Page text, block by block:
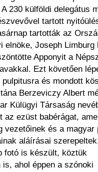
230 külföldi delegátus
tartott
tartották az
elnöke, Joseph Limburg
Apponyit a
Ezt követően
és mondott
Berzeviczy Albert
Külügyi Társaság
az ezüst babérágat,
vezetőinek és a magyar
aláírásai
fotó is készült, köztük
ahol éppen a szónoki